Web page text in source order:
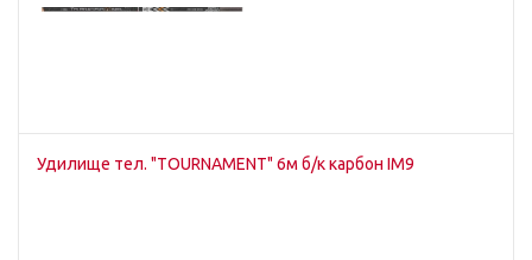
Удилище тел. "TOURNAMENT" 6м б/к карбон IM9